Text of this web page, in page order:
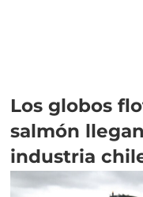
Los globos
salmón
industria